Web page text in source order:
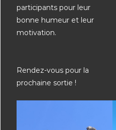
participants pour leur
bonne humeur et leur
motivation.
Rendez-vous pour la
prochaine sortie !